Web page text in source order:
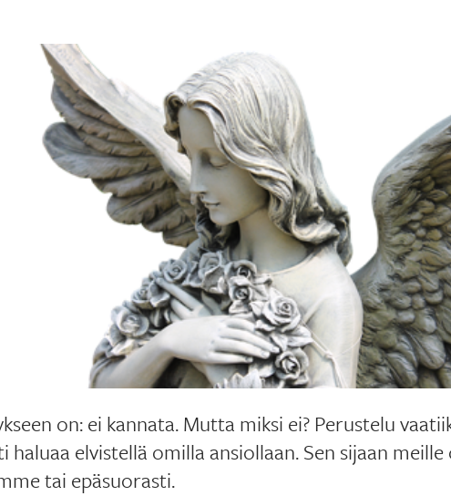
on: ei kannata. Mutta miksi ei? Perustelu
haluaa elvistellä omilla ansiollaan. Sen sijaan
tai epäsuorasti.